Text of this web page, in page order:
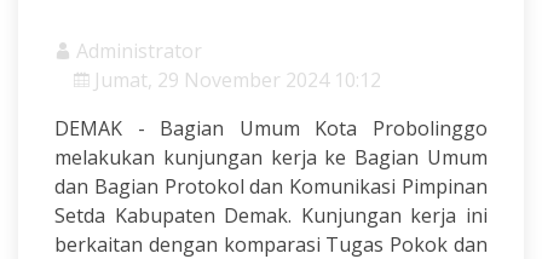
Administrator
Jumat, 29 November 2024 10:12
DEMAK - Bagian Umum Kota Probolinggo
melakukan kunjungan kerja ke Bagian Umum
dan Bagian Protokol dan Komunikasi Pimpinan
Setda Kabupaten Demak. Kunjungan kerja ini
berkaitan dengan komparasi Tugas Pokok dan